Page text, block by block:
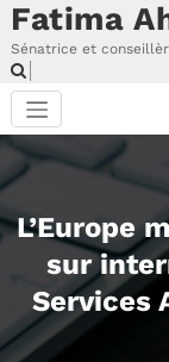
Aller
au
contenu
Fatima
Sénatrice et
L’Europe
sur
Services